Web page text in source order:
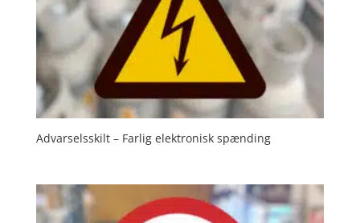
Advarselsskilt – Farlig elektronisk spænding